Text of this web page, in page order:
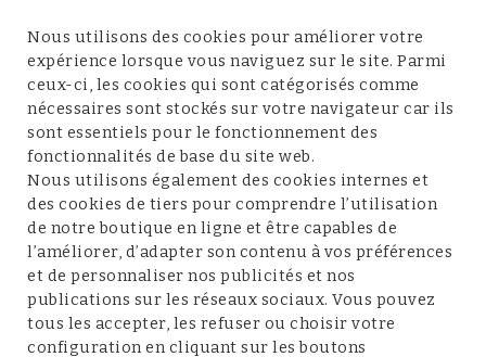
À propos de nous
Service client
Conditions et mentions légales
Nous utilisons des cookies pour améliorer votre
expérience lorsque vous naviguez sur le site. Parmi
ceux-ci, les cookies qui sont catégorisés comme
nécessaires sont stockés sur votre navigateur car ils
sont essentiels pour le fonctionnement des
fonctionnalités de base du site web.
Nous utilisons également des cookies internes et
des cookies de tiers pour comprendre l’utilisation
de notre boutique en ligne et être capables de
l’améliorer, d’adapter son contenu à vos préférences
et de personnaliser nos publicités et nos
publications sur les réseaux sociaux. Vous pouvez
tous les accepter, les refuser ou choisir votre
configuration en cliquant sur les boutons